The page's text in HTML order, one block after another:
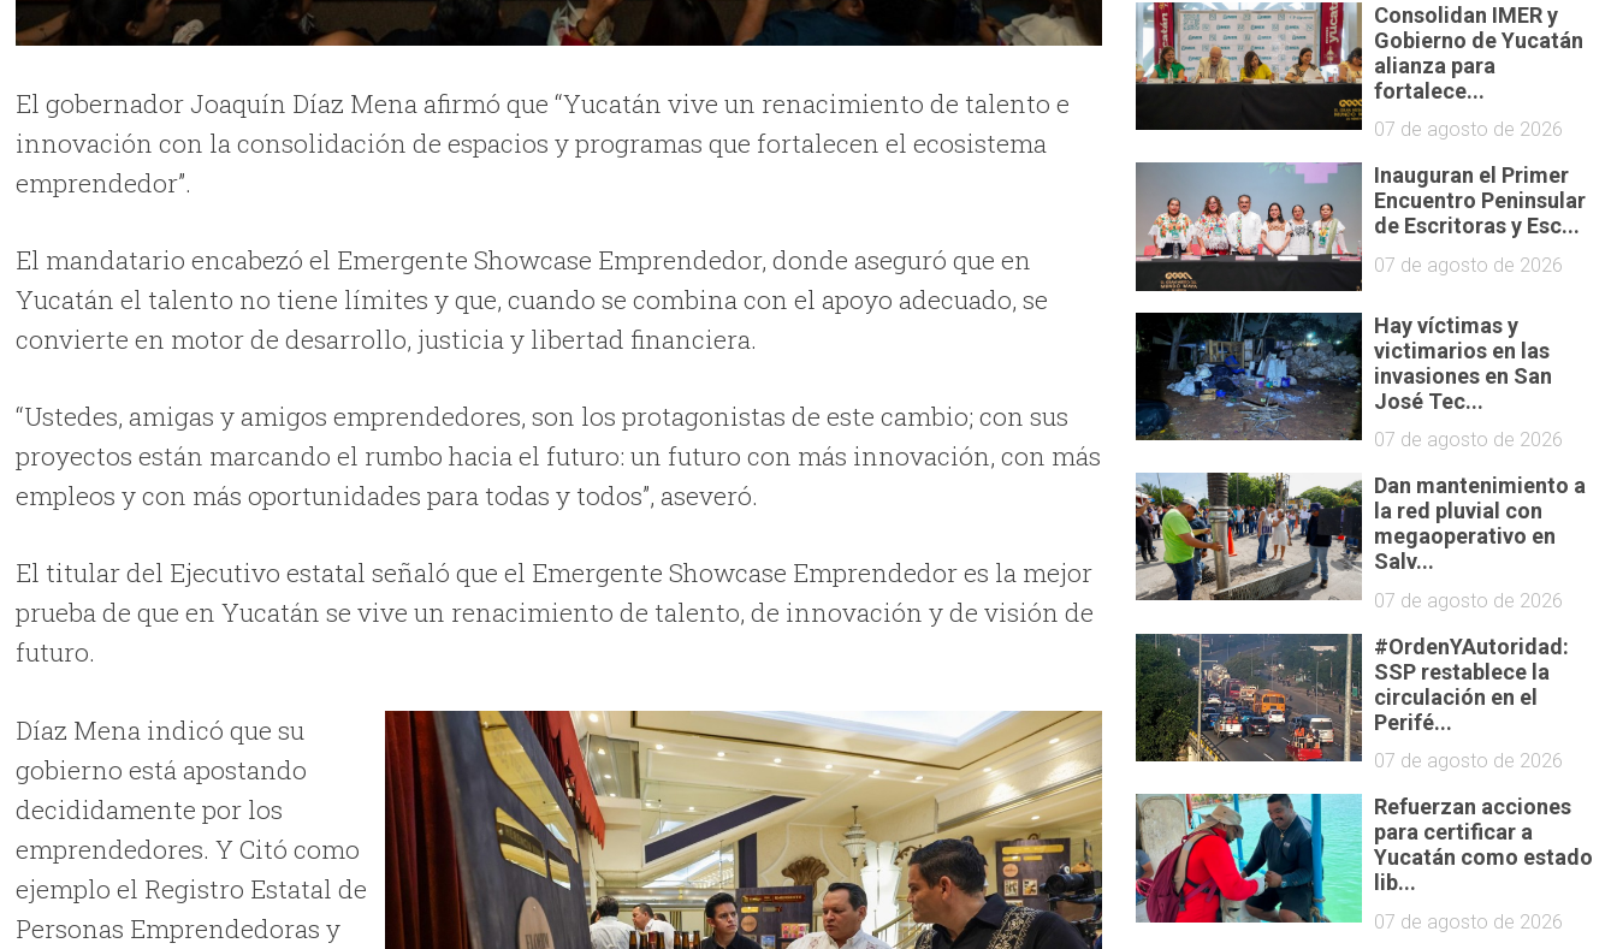
El gobernador Joaquín Díaz Mena afirmó que “Yucatán vive un renacimiento de talento e
innovación con la consolidación de espacios y programas que fortalecen el ecosistema
emprendedor”.
El mandatario encabezó el Emergente Showcase Emprendedor, donde aseguró que en
Yucatán el talento no tiene límites y que, cuando se combina con el apoyo adecuado, se
convierte en motor de desarrollo, justicia y libertad financiera.
“Ustedes, amigas y amigos emprendedores, son los protagonistas de este cambio; con sus
proyectos están marcando el rumbo hacia el futuro: un futuro con más innovación, con más
empleos y con más oportunidades para todas y todos”, aseveró.
El titular del Ejecutivo estatal señaló que el Emergente Showcase Emprendedor es la mejor
prueba de que en Yucatán se vive un renacimiento de talento, de innovación y de visión de
futuro.
Díaz Mena indicó que su
gobierno está apostando
decididamente por los
emprendedores. Y Citó como
ejemplo el Registro Estatal de
Personas Emprendedoras y
Consolidan IMER y
Gobierno de Yucatán
alianza para
fortalece...
07 de agosto de 2026
Inauguran el Primer
Encuentro Peninsular
de Escritoras y Esc...
07 de agosto de 2026
Hay víctimas y
victimarios en las
invasiones en San
José Tec...
07 de agosto de 2026
Dan mantenimiento a
la red pluvial con
megaoperativo en
Salv...
07 de agosto de 2026
#OrdenYAutoridad:
SSP restablece la
circulación en el
Perifé...
07 de agosto de 2026
Refuerzan acciones
para certificar a
Yucatán como estado
lib...
07 de agosto de 2026